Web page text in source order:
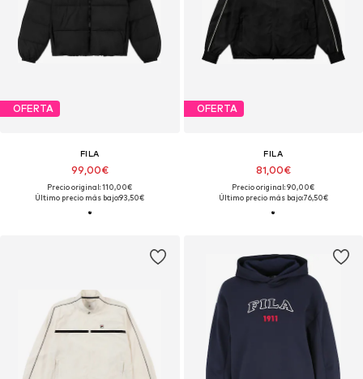
OFERTA
FILA
99,00€
Precio original: 110,00€
Último precio más bajo:93,50€
OFERTA
FILA
81,00€
Precio original: 90,00€
Último precio más bajo:76,50€